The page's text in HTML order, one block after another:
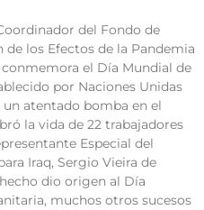
del Fondo de
los Efectos de la Pandemia
conmemora el Día Mundial de
por Naciones Unidas
atentado bomba en el
la vida de 22 trabajadores
Especial del
Iraq, Sergio Vieira de
dio origen al Día
muchos otros sucesos